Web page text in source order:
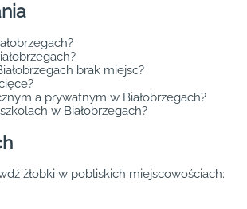
brak miejsc?
a prywatnym w Białobrzegach?
w Białobrzegach?
żłobki w pobliskich miejscowościach: